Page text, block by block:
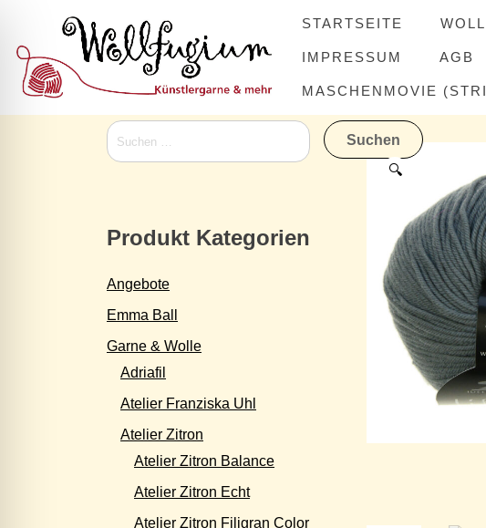
content
STARTSEITE
IMPRESSUM AGB
MASCHENMOVIE
🔍
Suchen
nach:
Produkt Kategorien
Angebote
Emma Ball
Garne & Wolle
Adriafil
Atelier Franziska Uhl
Atelier Zitron
Atelier Zitron Balance
Atelier Zitron Echt
Atelier Zitron Filigran Color